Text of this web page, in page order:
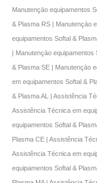
Manutençāo equipamentos
& Plasma RS | Manutençāo
equipamentos Softal &
| Manutençāo
& Plasma SE | Manutençāo
em equipamentos Softal &
& Plasma AL | Assistência
Assistência Técnica em
equipamentos Softal &
Plasma CE | Assistência
Assistência Técnica em
equipamentos Softal &